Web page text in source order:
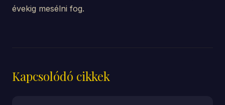
évekig mesélni fog.
Kapcsolódó cikkek